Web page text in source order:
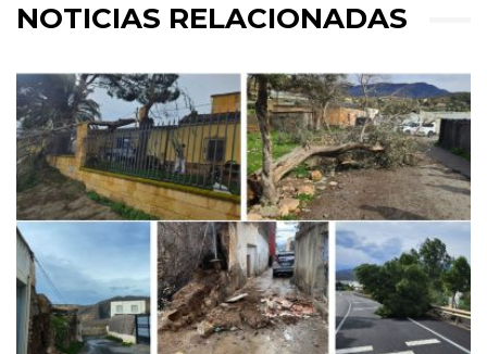
NOTICIAS RELACIONADAS